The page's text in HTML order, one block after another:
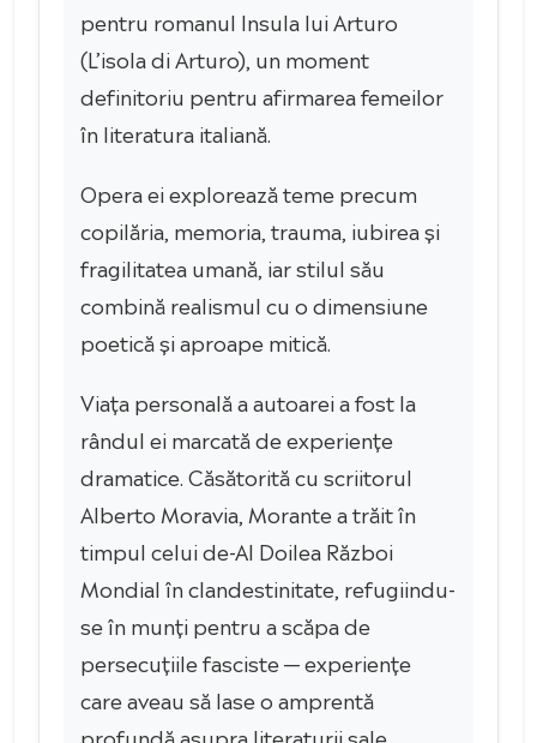
pentru romanul Insula lui Arturo
(L’isola di Arturo), un moment
definitoriu pentru afirmarea femeilor
în literatura italiană.
Opera ei explorează teme precum
copilăria, memoria, trauma, iubirea și
fragilitatea umană, iar stilul său
combină realismul cu o dimensiune
poetică și aproape mitică.
Viața personală a autoarei a fost la
rândul ei marcată de experiențe
dramatice. Căsătorită cu scriitorul
Alberto Moravia, Morante a trăit în
timpul celui de-Al Doilea Război
Mondial în clandestinitate, refugiindu-
se în munți pentru a scăpa de
persecuțiile fasciste — experiențe
care aveau să lase o amprentă
profundă asupra literaturii sale.